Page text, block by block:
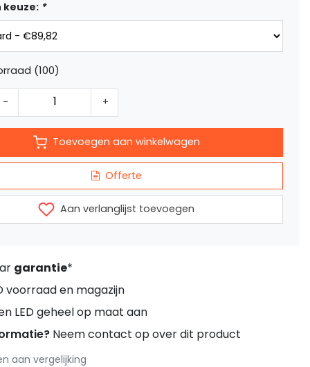
keuze: *
(100)
- +
Toevoegen aan winkelwagen
Offerte
Aan verlanglijst toevoegen
garantie*
voorraad en magazijn
LED geheel op maat aan
Neem contact op over dit product
aan vergelijking